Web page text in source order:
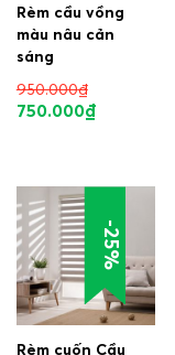
Rèm cầu vồng
màu nâu cản
sáng
950.000₫
750.000₫
-25%
Rèm cuốn Cầu